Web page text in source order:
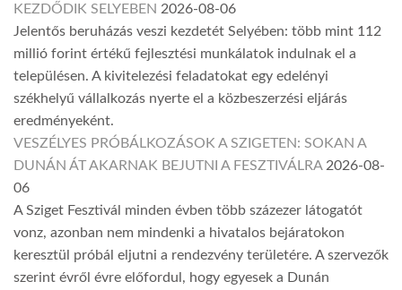
KEZDŐDIK SELYEBEN 2026-08-06
Jelentős beruházás veszi kezdetét Selyében: több mint 112
millió forint értékű fejlesztési munkálatok indulnak el a
településen. A kivitelezési feladatokat egy edelényi
székhelyű vállalkozás nyerte el a közbeszerzési eljárás
eredményeként.
VESZÉLYES PRÓBÁLKOZÁSOK A SZIGETEN: SOKAN A
DUNÁN ÁT AKARNAK BEJUTNI A FESZTIVÁLRA 2026-08-
06
A Sziget Fesztivál minden évben több százezer látogatót
vonz, azonban nem mindenki a hivatalos bejáratokon
keresztül próbál eljutni a rendezvény területére. A szervezők
szerint évről évre előfordul, hogy egyesek a Dunán